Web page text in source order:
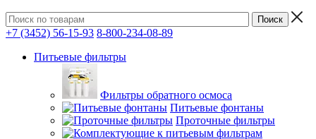
+7 (3452) 56-15-93 8-800-234-08-89
Питьевые фильтры
Фильтры обратного осмоса
Питьевые фонтаны
Проточные фильтры